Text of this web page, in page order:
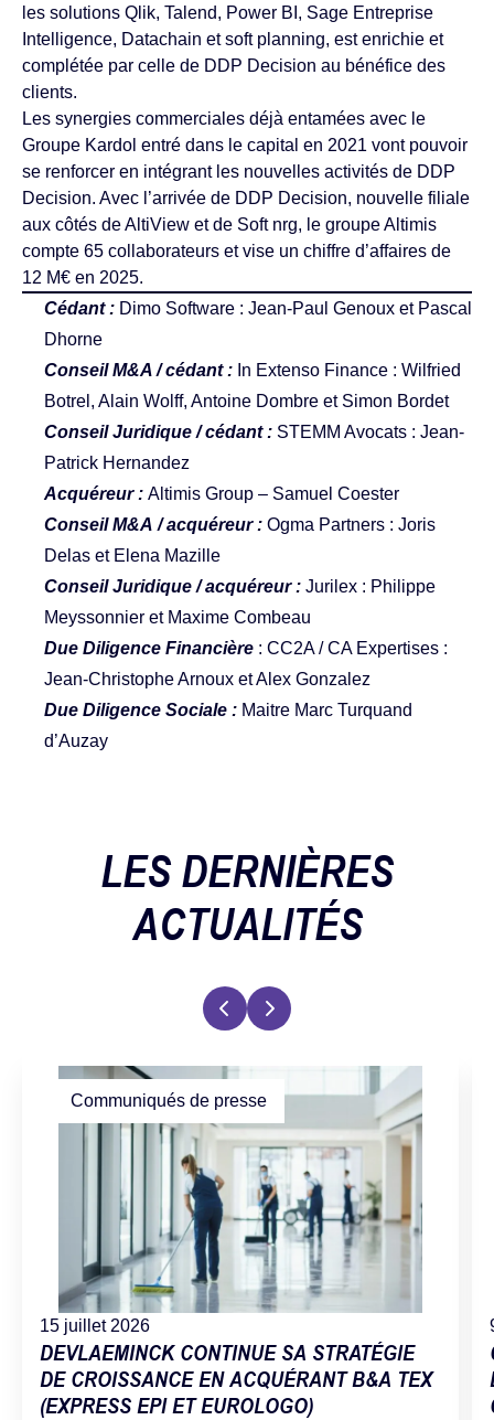
les solutions Qlik, Talend, Power BI, Sage Entreprise
Intelligence, Datachain et soft planning, est enrichie et
complétée par celle de DDP Decision au bénéfice des
clients.
Les synergies commerciales déjà entamées avec le
Groupe Kardol entré dans le capital en 2021 vont pouvoir
se renforcer en intégrant les nouvelles activités de DDP
Decision. Avec l’arrivée de DDP Decision, nouvelle filiale
aux côtés de AltiView et de Soft nrg, le groupe Altimis
compte 65 collaborateurs et vise un chiffre d’affaires de
12 M€ en 2025.
Cédant : Dimo Software : Jean-Paul Genoux et Pascal
Dhorne
Conseil M&A / cédant : In Extenso Finance : Wilfried
Botrel, Alain Wolff, Antoine Dombre et Simon Bordet
Conseil Juridique / cédant : STEMM Avocats : Jean-
Patrick Hernandez
Acquéreur : Altimis Group – Samuel Coester
Conseil M&A / acquéreur : Ogma Partners : Joris
Delas et Elena Mazille
Conseil Juridique / acquéreur : Jurilex : Philippe
Meyssonnier et Maxime Combeau
Due Diligence Financière : CC2A / CA Expertises :
Jean-Christophe Arnoux et Alex Gonzalez
Due Diligence Sociale : Maitre Marc Turquand
d’Auzay
LES DERNIÈRES
ACTUALITÉS
Communiqués de presse
15 juillet 2026
DEVLAEMINCK CONTINUE SA STRATÉGIE
DE CROISSANCE EN ACQUÉRANT B&A TEX
(EXPRESS EPI ET EUROLOGO)